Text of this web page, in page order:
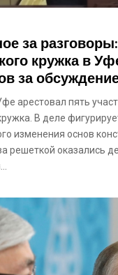
за
кружка в
за
арестовал пять
В деле
изменения основ
решеткой оказались